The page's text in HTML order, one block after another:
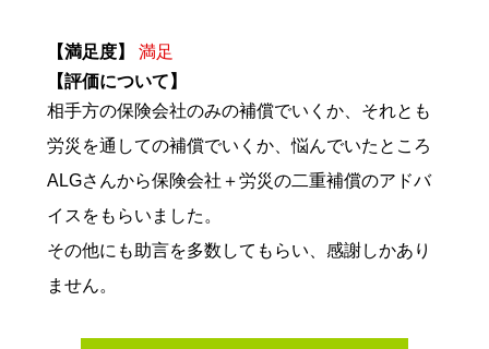
【満足度】
満足
【評価について】
相手方の保険会社のみの補償でいくか、それとも
労災を通しての補償でいくか、悩んでいたところ
ALGさんから保険会社＋労災の二重補償のアドバ
イスをもらいました。
その他にも助言を多数してもらい、感謝しかあり
ません。